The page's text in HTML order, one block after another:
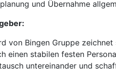
und Übernahme
von Bingen Gruppe
einen stabilen festen
untereinander und